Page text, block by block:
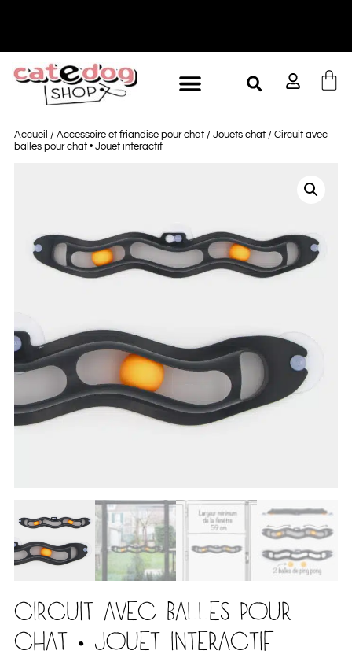
-10% à partir de 60€ d'achat
Accueil / Accessoire et friandise pour chat/ Jouets chat/ Circuit avec
balles pour chat • Jouet interactif
CIRCUIT AVEC BALLES POUR
CHAT • JOUET INTERACTIF